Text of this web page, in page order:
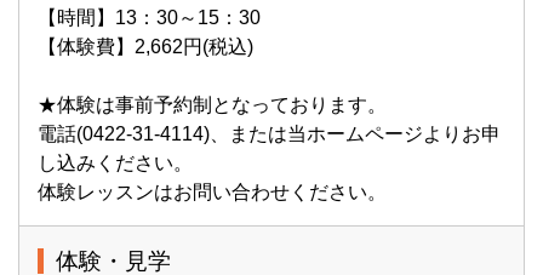
【時間】13：30～15：30
【体験費】2,662円(税込)
★体験は事前予約制となっております。
電話(0422-31-4114)、または当ホームページよりお申
し込みください。
体験レッスンはお問い合わせください。
体験・見学